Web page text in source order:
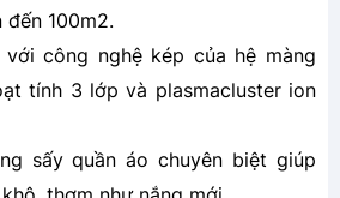
100m2.
công nghệ kép của hệ màng
tính 3 lớp và plasmacluster ion
sấy quần áo chuyên biệt giúp